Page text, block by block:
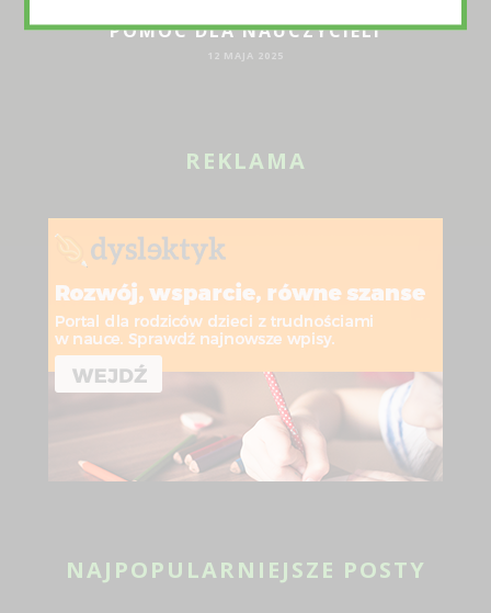
POMOC DLA NAUCZYCIELI
12 MAJA 2025
REKLAMA
NAJPOPULARNIEJSZE POSTY